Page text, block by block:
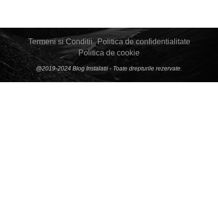
Termeni si Conditii Politica de confidentialitate
Politica de cookie
@2019-2024 Blog Instalatii - Toate drepturile rezervate.